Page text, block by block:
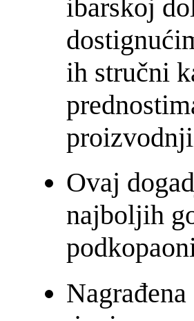
ibarskoj
ih stručni
Ovaj
najboljih